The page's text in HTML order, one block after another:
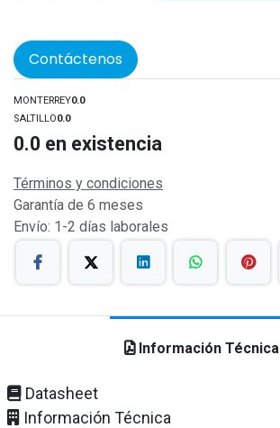
Contáctenos
MONTERREY0.0
SALTILLO0.0
0.0 en existencia
Términos y condiciones
Garantía de 6 meses
Envío: 1-2 días laborales
Información Técnica
Datasheet
Información Técnica